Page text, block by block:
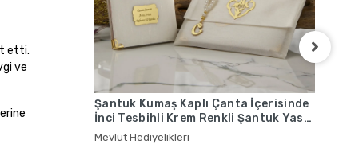
etti.
ve
Şantuk Kumaş Kaplı Çanta İçerisinde
İnci Tesbihli Krem Renkli Şantuk Yasin
Kitabı Seti - Mevlüt Hediyelikleri
Mevlüt Hediyelikleri